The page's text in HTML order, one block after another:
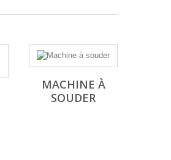
MACHINE À
SOUDER